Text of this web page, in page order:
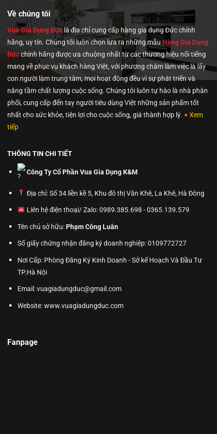
Về chúng tôi
Vua Gia Dụng Đứclà địa chỉ cung cấp hàng gia dụng Đức chính
hãng, uy tín. Chúng tôiluôn chọn lựa ra những mẫu Hàng Gia Dụng
Đứcchính hãng được ưa chuộng nhất từ các thương hiệu nổi tiếng
mang về phục vụ khách hàng Việt, với phương châm làm việc là lấy
con người làm trung tâm, mọi hoạt động đều vì sự phát triển và
nâng tầm chất lượng cuộc sống. Chúng tôi luôn tự hào là nhà phân
phối, cung cấp đến tay người tiêu dùng Việt những sản phẩm tốt
nhất cho sức khỏe, tiện lợi cho cuộc sống, giá thành hợp lý. + Xem
tiếp
THÔNG TIN CHI TIẾT
Công Ty Cổ Phần Vua Gia Dụng K&M
Địa chỉ: Số 34 liền kề 5, Khu đô thị Văn Khê, La Khê, Hà Đông
Liên hệ điện thoại/ Zalo: 0989.385.698 - 0365.139.579
Tên chủ sở hữu:Phạm Công Luân
Số giấy chứng nhận đăng ký doanh nghiệp: 0109772727
Nơi Cấp: Phòng Đăng Ký Kinh Doanh - Sở kế Hoạch Và Đầu Tư
TP.Hà Nội
Email: vuagiadungduc@gmail.com
Website:www.vuagiadungduc.com
Fanpage